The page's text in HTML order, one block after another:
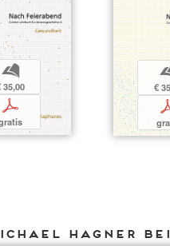
b
35,00
p
€
Hagner bei